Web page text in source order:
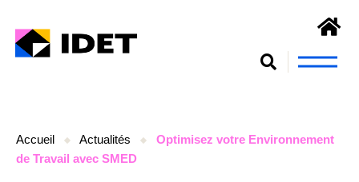
Accueil Actualités
Optimisez votre Environnement
de Travail avec SMED